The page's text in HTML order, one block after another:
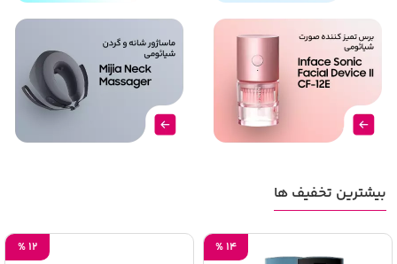
بیشترین تخفیف ها
14
%
12
%